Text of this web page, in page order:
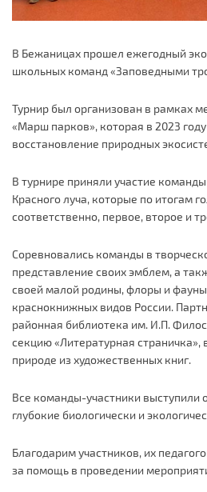
В Бежаницах прошел ежегодный
школьных команд «Заповедными
Турнир был организован в рамках
«Марш парков», которая в 2023
восстановление природных
В турнире приняли участие
Красного луча, которые по итогам
соответственно, первое, второе и
Соревновались команды в
представление своих эмблем, а
своей малой родины, флоры и
краснокнижных видов России.
районная библиотека им. И.П.
секцию «Литературная
природе из художественных книг.
Все команды-участники выступили
глубокие биологически и
Благодарим участников, их
за помощь в проведении